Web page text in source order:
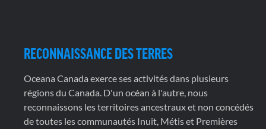
RECONNAISSANCE DES TERRES
Oceana Canada exerce ses activités dans plusieurs
régions du Canada. D'un océan à l'autre, nous
reconnaissons les territoires ancestraux et non concédés
de toutes les communautés Inuit, Métis et Premières